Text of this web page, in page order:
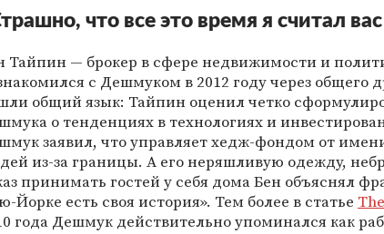
что все это время я считал
Тайпин — брокер в сфере недвижимости и
с Дешмуком в 2012 году через общего
общий язык: Тайпин оценил четко
о тенденциях в технологиях и
заявил, что управляет хедж-фондом от
из-за границы. А его неряшливую одежду,
принимать гостей у себя дома Бен объяснял
Йорке есть своя история». Тем более в статье
года Дешмук действительно упоминался как